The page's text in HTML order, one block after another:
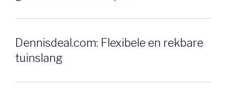
Dennisdeal.com: Flexibele en rekbare
tuinslang